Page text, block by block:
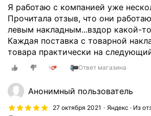
Я работаю с компанией уже
Прочитала отзыв, что они
левым накладным...вздор какой-
Каждая поставка с товарной
товара практически на
Ответ магазина
Анонимный пользователь
27 октября 2021 Яндекс · Из